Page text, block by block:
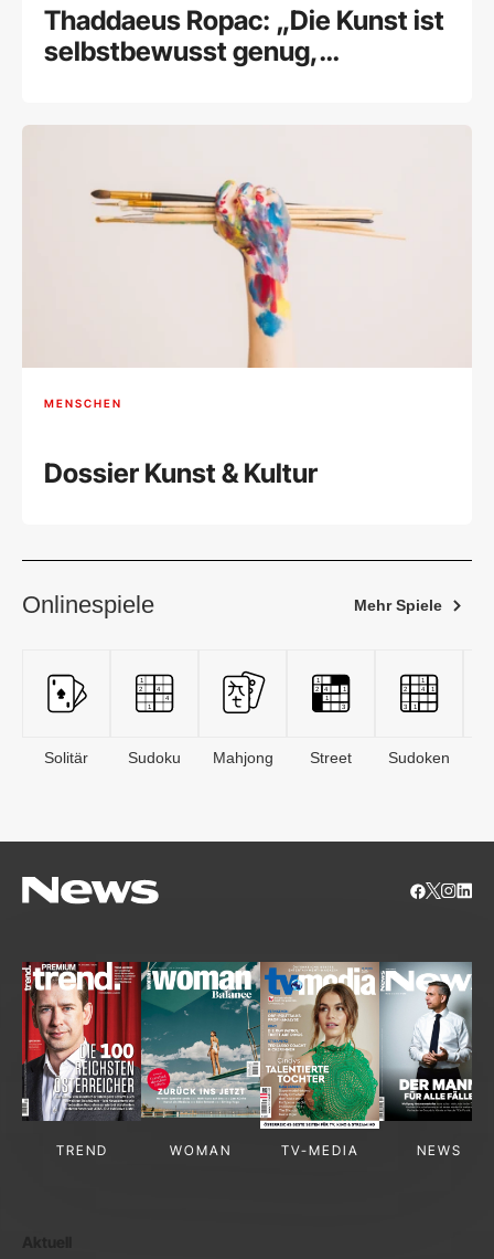
Thaddaeus Ropac: „Die Kunst ist
selbstbewusst genug,
MENSCHEN
Dossier Kunst & Kultur
Onlinespiele Mehr Spiele
Solitär Sudoku Mahjong Street Sudoken
TREND WOMAN TV-MEDIA NEWS